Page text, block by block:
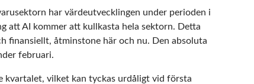
har värdeutvecklingen under perioden i
att AI kommer att kullkasta hela sektorn. Detta
åtminstone här och nu. Den absoluta
februari.
vilket kan tyckas urdåligt vid första